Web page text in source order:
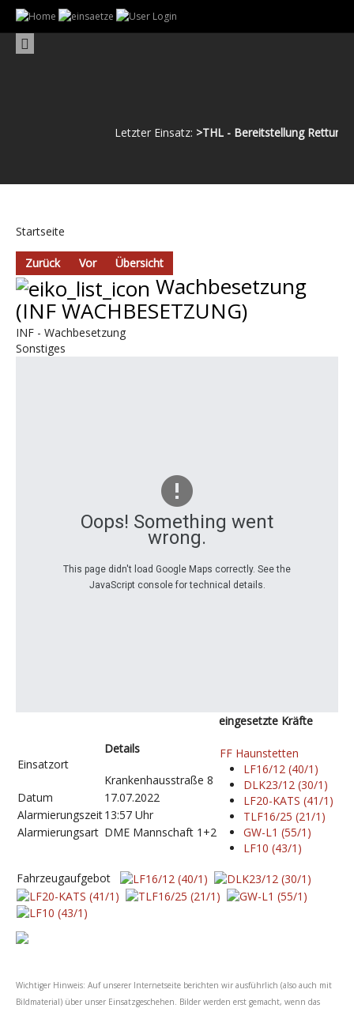
Letzter Einsatz:>THL - Bereitstellung
Startseite
Zurück Vor Übersicht
Wachbesetzung
(INF WACHBESETZUNG)
INF - Wachbesetzung
Sonstiges
Oops! Something went
wrong.
This page didn't load Google Maps correctly. See the
JavaScript console for technical details.
Einsatzort
Details
Krankenhausstraße 8
Datum
17.07.2022
Alarmierungszeit13:57 Uhr
Alarmierungsart DME Mannschaft 1+2
eingesetzte Kräfte
FF Haunstetten
LF16/12 (40/1)
DLK23/12 (30/1)
LF20-KATS (41/1)
TLF16/25 (21/1)
GW-L1 (55/1)
LF10 (43/1)
Fahrzeugaufgebot
Wichtiger Hinweis: Auf unserer Internetseite berichten wir ausführlich (also auch mit
Bildmaterial) über unser Einsatzgeschehen. Bilder werden erst gemacht, wenn das